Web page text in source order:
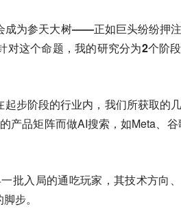
成为参天大树——正如巨头纷纷押
这个命题，我的研究分为2个阶
步阶段的行业内，我们所获取的
产品矩阵而做AI搜索，如Meta、
批入局的通吃玩家，其技术方向
步。